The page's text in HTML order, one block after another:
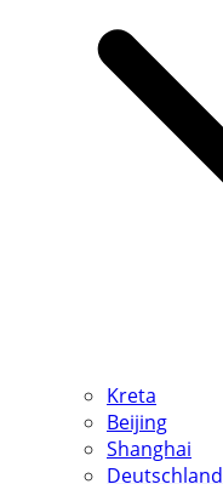
Kreta
Beijing
Shanghai
Deutschland